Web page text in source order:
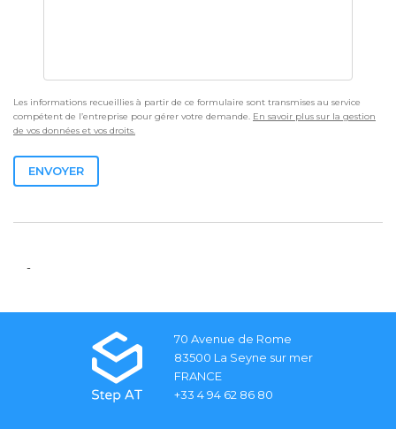
Les informations recueillies à partir de ce formulaire sont transmises au service
compétent de l’entreprise pour gérer votre demande. En savoir plus sur la gestion
de vos données et vos droits.
ENVOYER
-
70 Avenue de Rome
83500 La Seyne sur mer
FRANCE
+33 4 94 62 86 80